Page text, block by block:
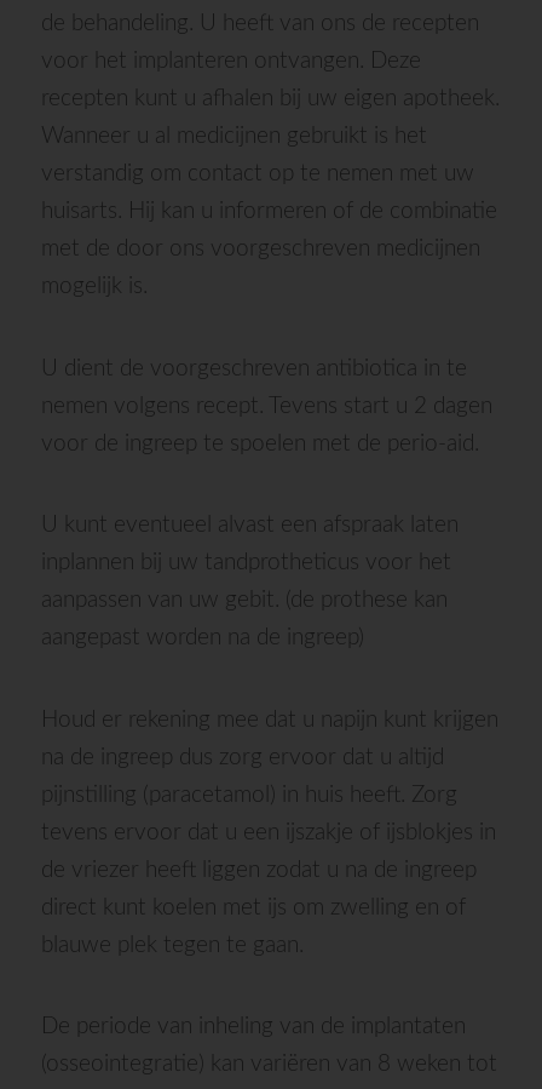
de behandeling. U heeft van ons de recepten
voor het implanteren ontvangen. Deze
recepten kunt u afhalen bij uw eigen apotheek.
Wanneer u al medicijnen gebruikt is het
verstandig om contact op te nemen met uw
huisarts. Hij kan u informeren of de combinatie
met de door ons voorgeschreven medicijnen
mogelijk is.
U dient de voorgeschreven antibiotica in te
nemen volgens recept. Tevens start u 2 dagen
voor de ingreep te spoelen met de perio-aid.
U kunt eventueel alvast een afspraak laten
inplannen bij uw tandprotheticus voor het
aanpassen van uw gebit. (de prothese kan
aangepast worden na de ingreep)
Houd er rekening mee dat u napijn kunt krijgen
na de ingreep dus zorg ervoor dat u altijd
pijnstilling (paracetamol) in huis heeft. Zorg
tevens ervoor dat u een ijszakje of ijsblokjes in
de vriezer heeft liggen zodat u na de ingreep
direct kunt koelen met ijs om zwelling en of
blauwe plek tegen te gaan.
De periode van inheling van de implantaten
(osseointegratie) kan variëren van 8 weken tot